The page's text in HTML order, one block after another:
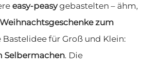
easy-peasygebastelten – ähm,
Weihnachtsgeschenke zum
Bastelidee für Groß und Klein:
Selbermachen. Die